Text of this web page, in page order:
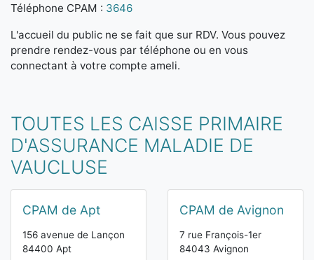
Téléphone CPAM : 3646
L'accueil du public ne se fait que sur RDV. Vous pouvez
prendre rendez-vous par téléphone ou en vous
connectant à votre compte ameli.
TOUTES LES CAISSE PRIMAIRE
D'ASSURANCE MALADIE DE
VAUCLUSE
CPAM de Apt
156 avenue de Lançon
84400 Apt
CPAM de Avignon
7 rue François-1er
84043 Avignon